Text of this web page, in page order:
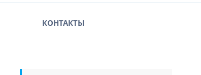
КОНТАКТЫ